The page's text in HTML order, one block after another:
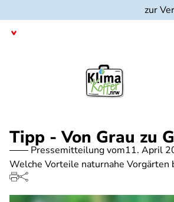
zum
Inhalt
zur
Tipp - Von Grau zu
Pressemitteilung vom11. April
Welche Vorteile naturnahe Vorgärten